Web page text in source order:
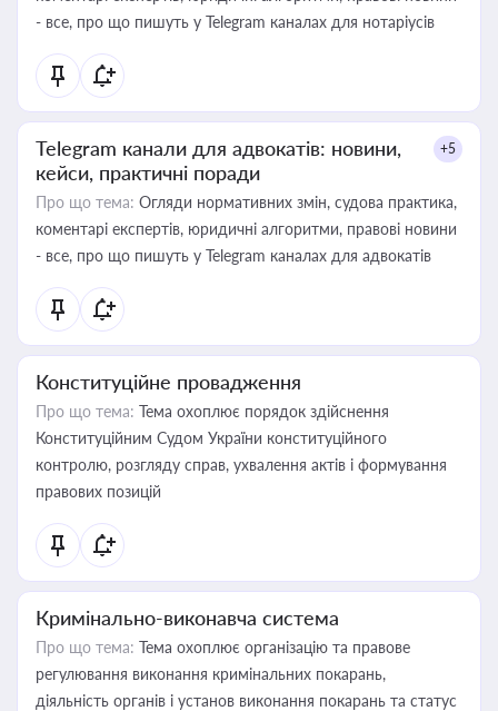
- все, про що пишуть у Telegram каналах для нотаріусів
Telegram канали для адвокатів: новини,
кейси, практичні поради
+5
Про що тема: Огляди нормативних змін, судова практика,
коментарі експертів, юридичні алгоритми, правові новини
- все, про що пишуть у Telegram каналах для адвокатів
Конституційне провадження
Про що тема: Тема охоплює порядок здійснення
Конституційним Судом України конституційного
контролю, розгляду справ, ухвалення актів і формування
правових позицій
Кримінально-виконавча система
Про що тема: Тема охоплює організацію та правове
регулювання виконання кримінальних покарань,
діяльність органів і установ виконання покарань та статус